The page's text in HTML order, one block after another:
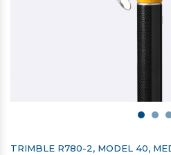
TRIMBLE R780-2, MODEL 40,